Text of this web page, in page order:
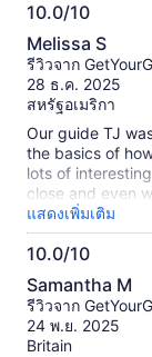
10.0/10
10.0
จาก
10
Melissa S
รีวิวจาก
28 ธ.ค. 2025
สหรัฐอเมริกา
Our guide TJ
the basics of
lots of
close and even
protect them
way. I can't
แสดงเพิ่มเติม
10.0/10
10.0
จาก
10
Samantha M
รีวิวจาก
24 พ.ย. 2025
Britain